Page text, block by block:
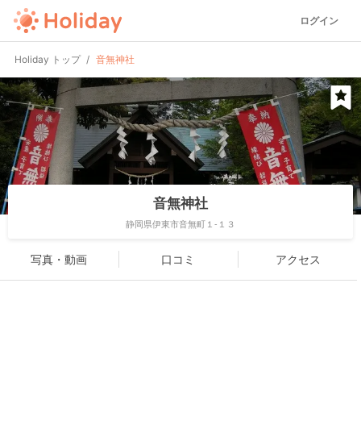
ログイン
Holiday トップ 音無神社
音無神社
静岡県伊東市音無町１-１３
写真・動画 口コミ アクセス